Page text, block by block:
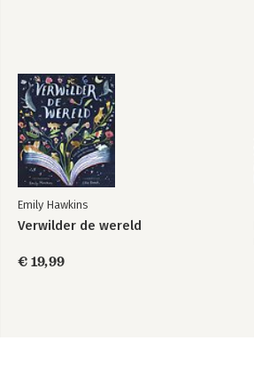
Emily Hawkins
Verwilder de wereld
€ 19,99